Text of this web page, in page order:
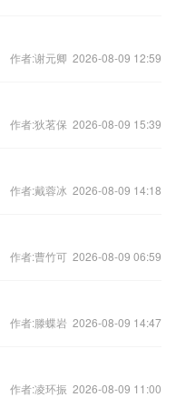
作者:谢元卿 2026-08-09 12:59
作者:狄茗保 2026-08-09 15:39
作者:戴蓉冰 2026-08-09 14:18
作者:曹竹可 2026-08-09 06:59
作者:滕蝶岩 2026-08-09 14:47
作者:凌环振 2026-08-09 11:00